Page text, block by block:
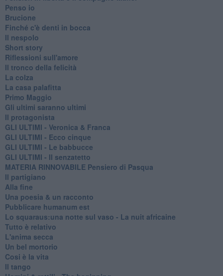
Penso io
Brucione
Finché c'è denti in bocca
Il nespolo
Short story
Riflessioni sull'amore
Il tronco della felicità
La colza
La casa palafitta
Primo Maggio
Gli ultimi saranno ultimi
Il protagonista
GLI ULTIMI - Veronica & Franca
GLI ULTIMI - Ecco cinque
GLI ULTIMI - Le babbucce
GLI ULTIMI - Il senzatetto
MATERIA RINNOVABILE Pensiero di Pasqua
Il partigiano
Alla fine
Una poesia & un racconto
Pubblicare humanum est
Lo squaraus:una notte sul vaso - La nuit africaine
Tutto è relativo
L'anima secca
Un bel mortorio
Cosi è la vita
Il tango